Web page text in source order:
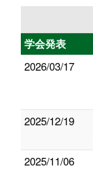
学会発表
2026/03/17
2025/12/19
2025/11/06